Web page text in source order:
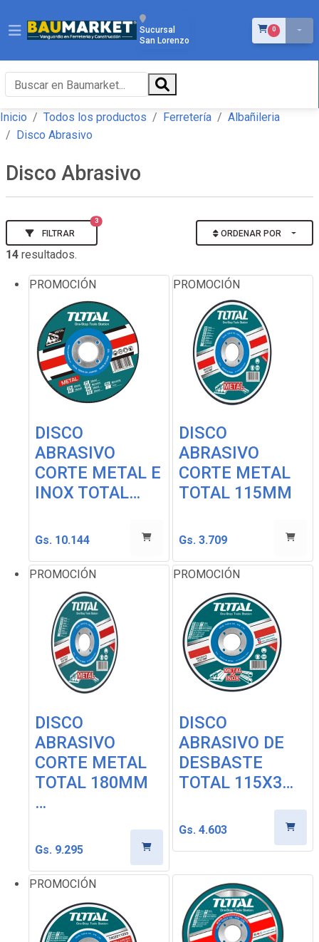
Sucursal
San Lorenzo
0ÍTEMS EN EL
Inicio Todos los productos Ferretería
Albañileria
Disco Abrasivo
Disco Abrasivo
FILTRAR
3
ORDENAR POR
14 resultados.
PROMOCIÓN
DISCO
ABRASIVO
CORTE METAL E
INOX TOTAL…
Gs. 10.144
PROMOCIÓN
DISCO
ABRASIVO
CORTE METAL
TOTAL 115MM
Gs. 3.709
PROMOCIÓN
DISCO
ABRASIVO
CORTE METAL
TOTAL 180MM
…
Gs. 9.295
PROMOCIÓN
DISCO
ABRASIVO DE
DESBASTE
TOTAL 115X3…
Gs. 4.603
PROMOCIÓN